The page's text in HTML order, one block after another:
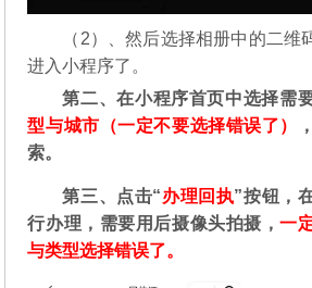
（2）、然后选择相册中的二维
进入小程序了。
第二、在小程序首页中选择需
型与城市（一定不要选择错误了）
索。
第三、点击“办理回执”按钮，
行办理，需要用后摄像头拍摄，一
与类型选择错误了。